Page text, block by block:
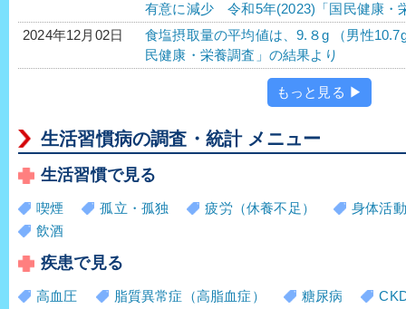
有意に減少 令和5年(2023)「国民健康・
2024年12月02日
食塩摂取量の平均値は、9.８g （男性
民健康・栄養調査」の結果より
もっと見る ▶
生活習慣病の調査・統計 メニュー
生活習慣で見る
喫煙 孤立・孤独 疲労（休養不足）
身体活
飲酒
疾患で見る
高血圧 脂質異常症（高脂血症） 糖尿病